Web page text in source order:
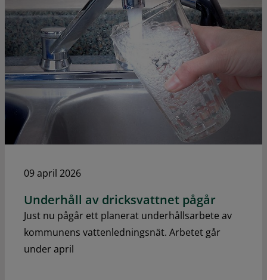
09 april 2026
Underhåll av dricksvattnet pågår
Just nu pågår ett planerat underhållsarbete av
kommunens vattenledningsnät. Arbetet går
under april